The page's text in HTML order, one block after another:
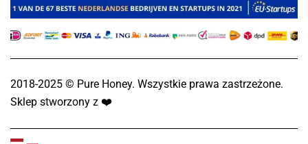
2018-2025 © Pure Honey. Wszystkie prawa zastrzeżone.
Sklep stworzony z ❤️